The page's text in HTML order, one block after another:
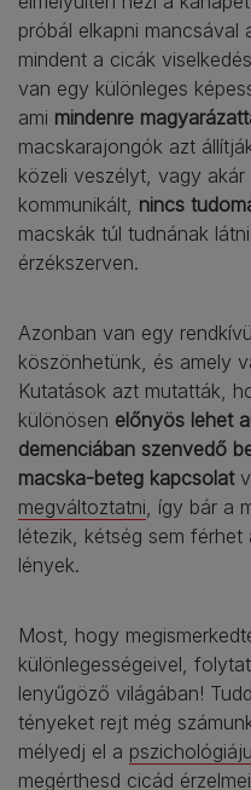
próbál elkapni mancsával
mindent a cicák
van egy különleges
ami mindenre
macskarajongók azt
közeli veszélyt, vagy
kommunikált, nincs
macskák túl tudnának
érzékszerven.
Azonban van egy
köszönhetünk, és amely
Kutatások azt mutatták,
különösen előnyös lehet
demenciában szenvedő
macska-beteg kapcsolat
megváltoztatni , így bár a
létezik, kétség sem
lények.
Most, hogy
különlegességeivel,
lenyűgöző világában!
tényeket rejt még
mélyedj el a
megérthesd cicád